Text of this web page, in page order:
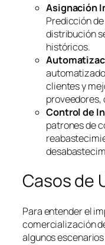
Asignación
Predicción
distribución
históricos.
clientes y
Control de
patrones de
Casos de
Para entender el
comercialización
algunos